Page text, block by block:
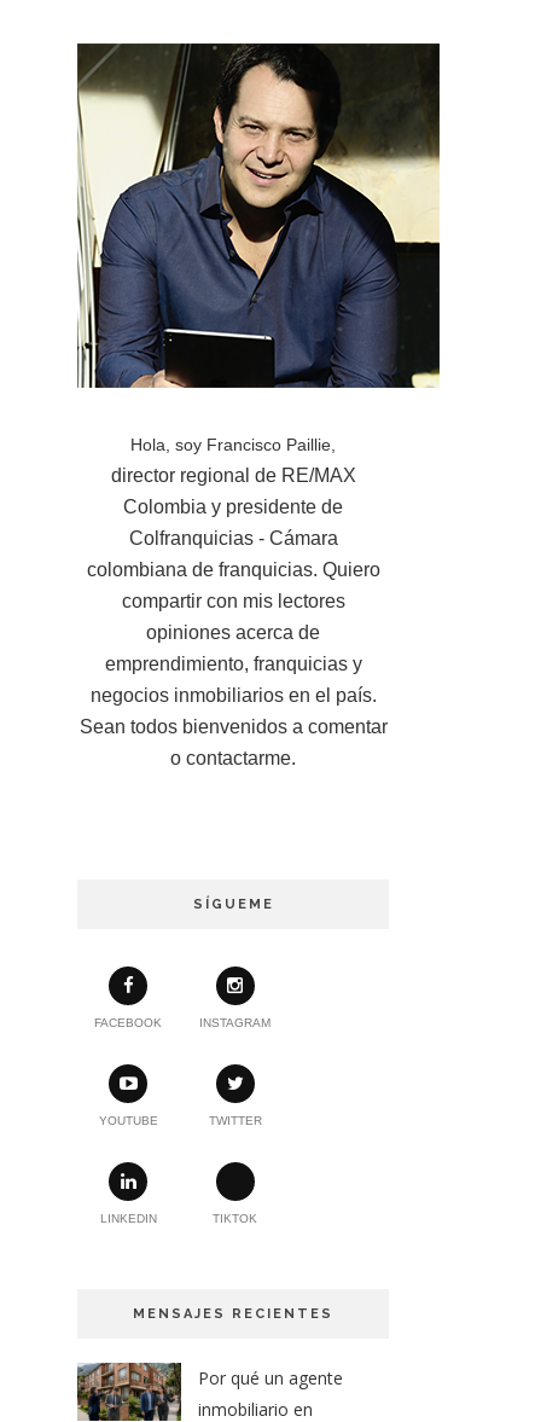
Hola, soy Francisco Paillie,
director regional de RE/MAX
Colombia y presidente de
Colfranquicias - Cámara
colombiana de franquicias. Quiero
compartir con mis lectores
opiniones acerca de
emprendimiento, franquicias y
negocios inmobiliarios en el país.
Sean todos bienvenidos a comentar
o contactarme.
SÍGUEME
FACEBOOK INSTAGRAM
YOUTUBE TWITTER
LINKEDIN TIKTOK
MENSAJES RECIENTES
Por qué un agente
inmobiliario en